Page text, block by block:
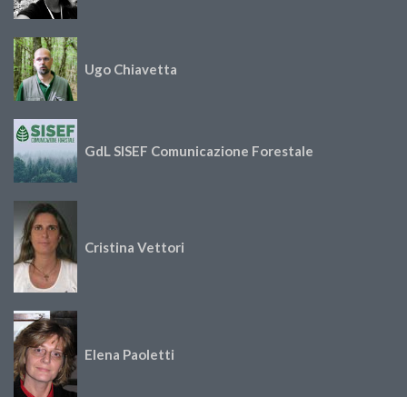
Ugo Chiavetta
GdL SISEF Comunicazione Forestale
Cristina Vettori
Elena Paoletti